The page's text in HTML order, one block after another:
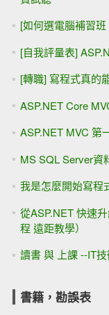
[如何選電腦補習班
[自我評量表]
[轉職] 寫程式真的
ASP.NET Core
ASP.NET MVC 第
MS SQL Server資
我是怎麼開始寫程
從ASP.NET 快速
程 遠距教學）
讀書 與 上課 --IT
書籍，勘誤表